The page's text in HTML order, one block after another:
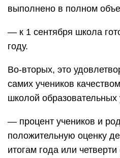
выполнено в полном
— к 1 сентября школа
году.
Во-вторых, это
самих учеников
школой образовательных
— процент учеников и
положительную оценку
итогам года или